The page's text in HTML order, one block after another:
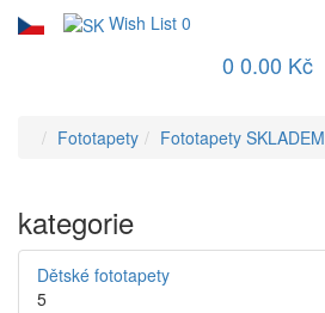
Wish List 0
0 0.00 Kč
Fototapety Fototapety SKLADEM
kategorie
Dětské fototapety
5